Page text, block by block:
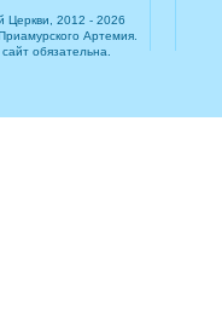
Церкви, 2012 - 2026
Артемия.
обязательна.